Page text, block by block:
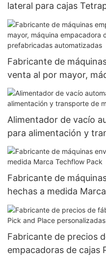
lateral para cajas
Fabricante de
venta al por mayor,
polvo para bolsas
Alimentador de vacío
para alimentación y
polvo y granulados
Fabricante de
hechas a medida
Fabricante de precios
empacadoras de cajas